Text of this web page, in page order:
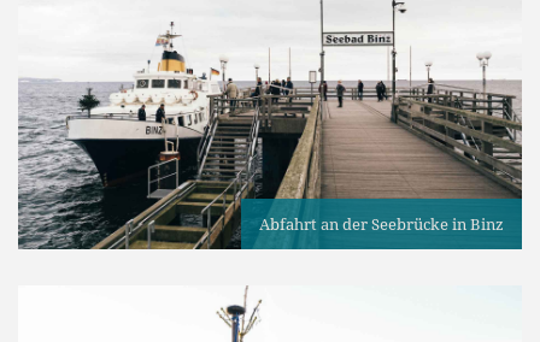
Abfahrt an der Seebrücke in Binz